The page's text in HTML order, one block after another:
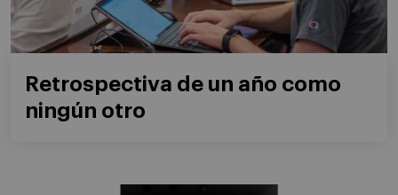
Retrospectiva de un año como
ningún otro